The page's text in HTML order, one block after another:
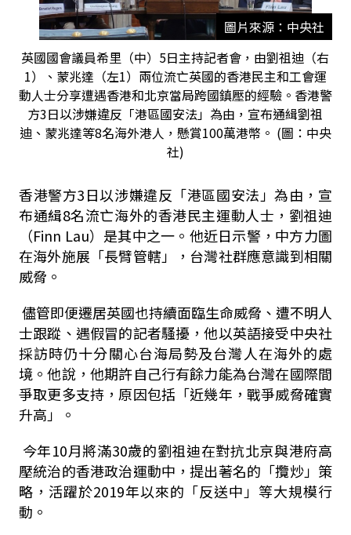
圖片來源：中央社
英國國會議員希里（中）5日主持記者會，由劉祖迪（右
1）、蒙兆達（左1）兩位流亡英國的香港民主和工會運
動人士分享遭遇香港和北京當局跨國鎮壓的經驗。香港警
方3日以涉嫌違反「港區國安法」為由，宣布通緝劉祖
迪、蒙兆達等8名海外港人，懸賞100萬港幣。 (圖：中央
社)
香港警方3日以涉嫌違反「港區國安法」為由，宣
布通緝8名流亡海外的香港民主運動人士，劉祖迪
（Finn Lau）是其中之一。他近日示警，中方力圖
在海外施展「長臂管轄」，台灣社群應意識到相關
威脅。
儘管即便遷居英國也持續面臨生命威脅、遭不明人
士跟蹤、遇假冒的記者騷擾，他以英語接受中央社
採訪時仍十分關心台海局勢及台灣人在海外的處
境。他說，他期許自己行有餘力能為台灣在國際間
爭取更多支持，原因包括「近幾年，戰爭威脅確實
升高」。
今年10月將滿30歲的劉祖迪在對抗北京與港府高
壓統治的香港政治運動中，提出著名的「攬炒」策
略，活躍於2019年以來的「反送中」等大規模行
動。